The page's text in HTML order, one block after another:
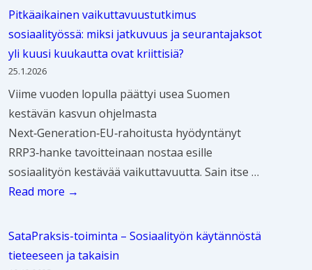
i
u
u
k
s
i
a
l
ä
h
e
i
s
s
u
h
t
a
l
i
t
y
ö
n
t
u
t
i
m
k
i
t
u
n
I
l
o
S
ö
e
r
a
i
s
t
a
v
t
k
u
Pitkäaikainen vaikuttavuustutkimus
sosiaalityössä: miksi jatkuvuus ja seurantajaksot
yli kuusi kuukautta ovat kriittisiä?
25.1.2026
Viime vuoden lopulla päättyi usea Suomen
kestävän kasvun ohjelmasta
Next‑Generation‑EU‑rahoitusta hyödyntänyt
RRP3‑hanke tavoitteinaan nostaa esille
sosiaalityön kestävää vaikuttavuutta. Sain itse …
P
t
k
Read more →
SataPraksis-toiminta – Sosiaalityön käytännöstä
tieteeseen ja takaisin